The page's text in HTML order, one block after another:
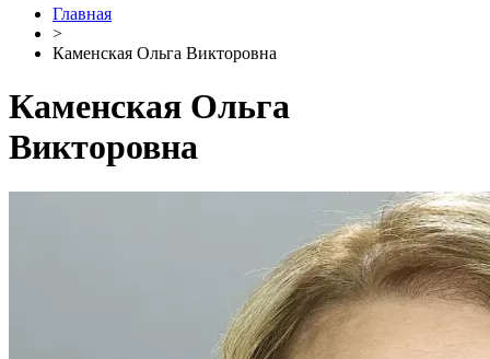
Главная
>
Каменская Ольга Викторовна
Каменская Ольга
Викторовна